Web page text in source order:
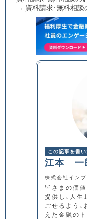
→ 資料請求・無料相
この記事を書い
江本 一
株式会社イン
皆さまの価
提供し、人
ごせるよう、
えた金融の